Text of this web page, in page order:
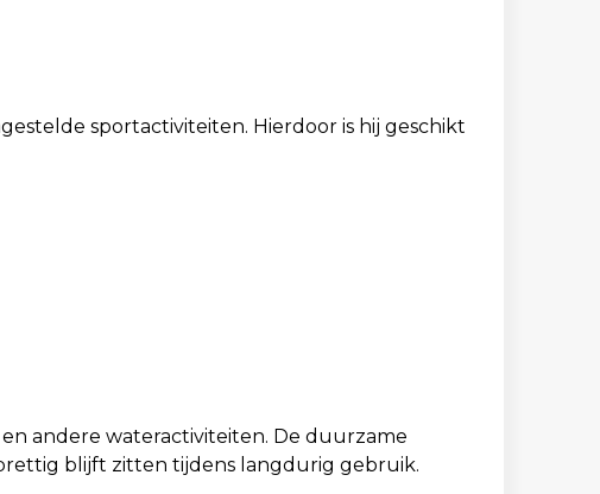
sportactiviteiten. Hierdoor is hij geschikt
andere wateractiviteiten. De duurzame
blijft zitten tijdens langdurig gebruik.